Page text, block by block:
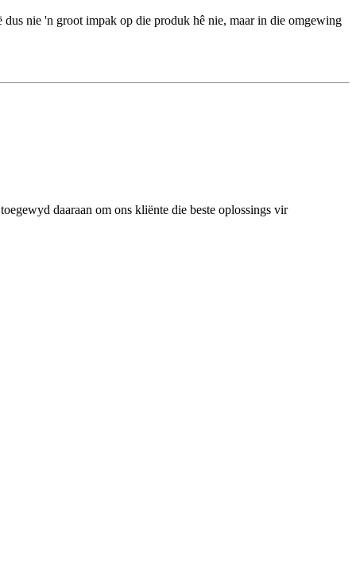
dus nie 'n groot impak op die produk hê nie, maar in die omgewing
daaraan om ons kliënte die beste oplossings vir